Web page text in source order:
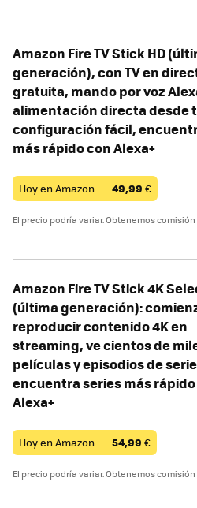
Amazon Fire TV Stick HD
generación), con TV en
gratuita, mando por voz
alimentación directa desde
configuración fácil,
más rápido con Alexa+
Hoy en Amazon — 49,99 €
El precio podría variar. Obtenemos
Amazon Fire TV Stick 4K
(última generación):
reproducir contenido 4K en
streaming, ve cientos de
películas y episodios de
encuentra series más
Alexa+
Hoy en Amazon — 54,99 €
El precio podría variar. Obtenemos